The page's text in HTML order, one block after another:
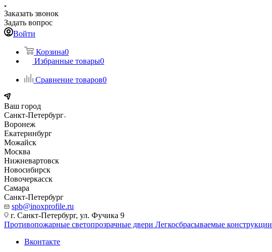
Заказать звонок
Задать вопрос
Войти
Корзина0
Избранные товары0
Сравнение товаров0
Ваш город
Санкт-Петербург
Воронеж
Екатеринбург
Можайск
Москва
Нижневартовск
Новосибирск
Новочеркасск
Самара
Санкт-Петербург
spb@inoxprofile.ru
г. Санкт-Петербург, ул. Фучика 9
Противопожарные светопрозрачные двери Легкосбрасываемые конструкции
Вконтакте